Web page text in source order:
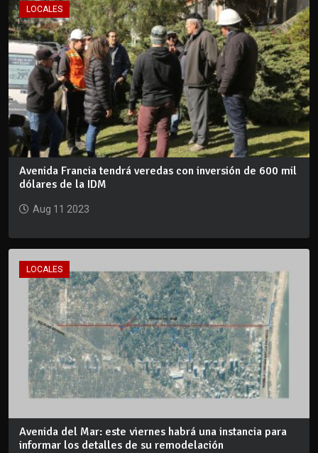
LOCALES
Avenida Francia tendrá veredas con inversión de 600 mil
dólares de la IDM
Aug 11 2023
LOCALES
Avenida del Mar: este viernes habrá una instancia para
informar los detalles de su remodelación